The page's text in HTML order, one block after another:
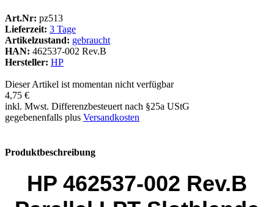
Art.Nr: pz513
Lieferzeit: 3 Tage
Artikelzustand: gebraucht
HAN: 462537-002 Rev.B
Hersteller: HP
Dieser Artikel ist momentan nicht verfügbar
4,75 €
inkl. Mwst. Differenzbesteuert nach §25a UStG
gegebenenfalls plus Versandkosten
Produktbeschreibung
HP 462537-002 Rev.B